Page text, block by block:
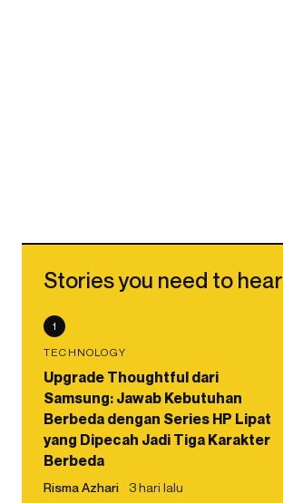
Stories you need to hear
1
TECHNOLOGY
Upgrade Thoughtful dari
Samsung: Jawab Kebutuhan
Berbeda dengan Series HP Lipat
yang Dipecah Jadi Tiga Karakter
Berbeda
Risma Azhari 3 hari lalu